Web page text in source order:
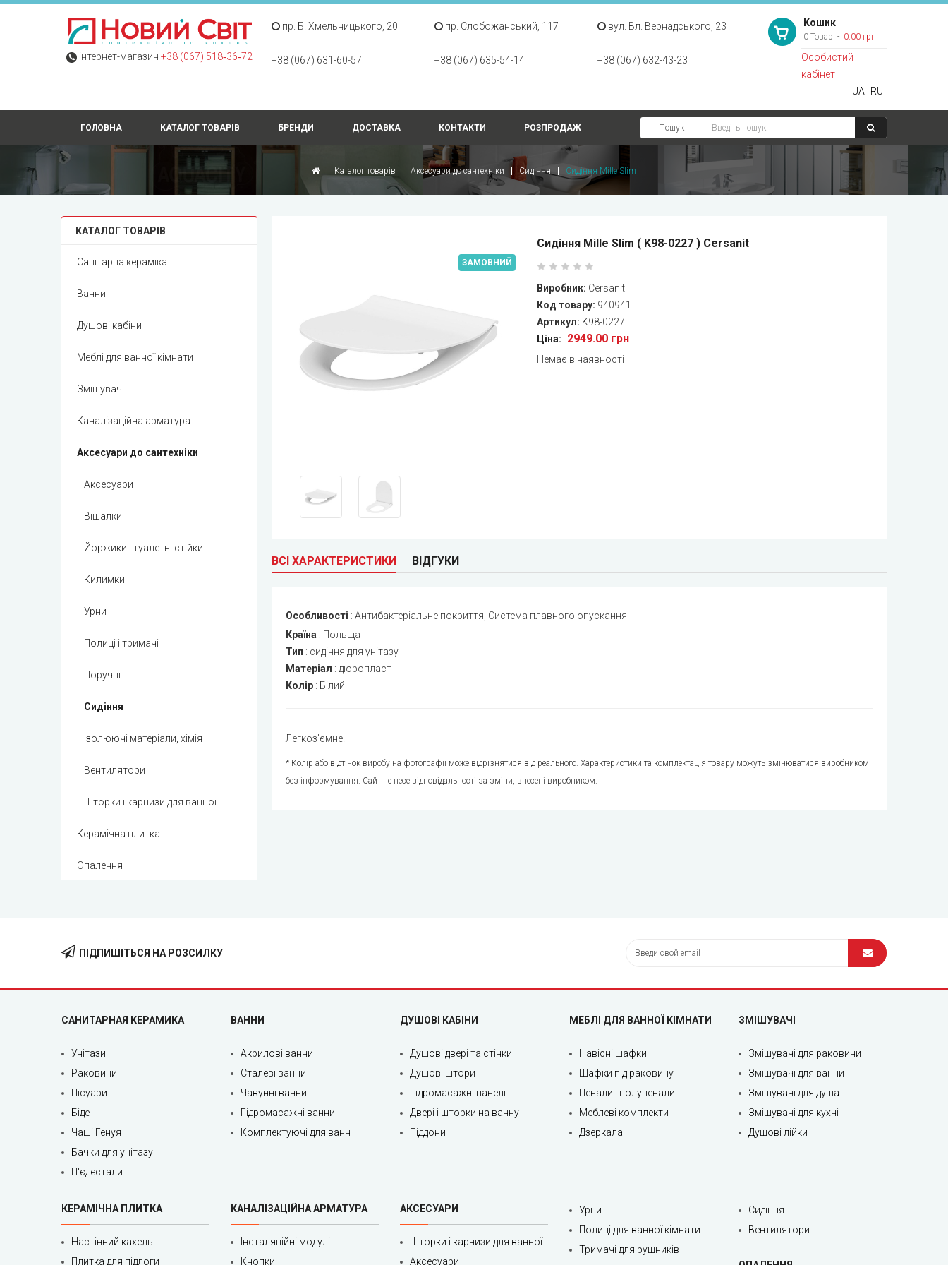
інтернет-магазин +38 (067) 518‑36‑72
пр. Б. Хмельницького, 20
+38 (067) 631-60-57
пр. Слобожанський, 117
+38 (067) 635-54-14
вул. Вл. Вернадського, 23
+38 (067) 632-43-23
Кошик
0 Товар 0.00 грн
Особистий
кабінет
UA
RU
ГОЛОВНА КАТАЛОГ ТОВАРІВ БРЕНДИ ДОСТАВКА КОНТАКТИ РОЗПРОДАЖ Пошук
Каталог товарів Аксесуари до сантехніки Сидіння Сидіння Mille Slim
КАТАЛОГ ТОВАРІВ
Санітарна кераміка
Ванни
Душові кабіни
Меблі для ванної кімнати
Змішувачі
Каналізаційна арматура
Аксесуари до сантехніки
Аксесуари
Вішалки
Йоржики і туалетні стійки
Килимки
Урни
Полиці і тримачі
Поручні
Сидіння
Ізолюючі матеріали, хімія
Вентилятори
Шторки і карнизи для ванної
Керамічна плитка
Опалення
ЗАМОВНИЙ
Сидіння Mille Slim ( K98-0227 ) Cersanit
Виробник: Cersanit
Код товару: 940941
Артикул: K98-0227
Ціна:
2949.00 грн
Немає в наявності
ВСІ ХАРАКТЕРИСТИКИ ВІДГУКИ
Особливості : Антибактеріальне покриття, Система плавного опускання
Країна : Польща
Тип : сидіння для унітазу
Матеріал : дюропласт
Колір : Білий
Легкоз'ємне.
* Колір або відтінок виробу на фотографії може відрізнятися від реального. Характеристики та комплектація товару можуть змінюватися виробником
без інформування. Сайт не несе відповідальності за зміни, внесені виробником.
ПІДПИШІТЬСЯ НА РОЗСИЛКУ
САНИТАРНАЯ КЕРАМИКА
Унітази
Раковини
Пісуари
Біде
Чаші Генуя
Бачки для унітазу
П'єдестали
ВАННИ
Акрилові ванни
Сталеві ванни
Чавунні ванни
Гідромасажні ванни
Комплектуючі для ванн
ДУШОВІ КАБІНИ
Душові двері та стінки
Душові штори
Гідромасажні панелі
Двері і шторки на ванну
Піддони
МЕБЛІ ДЛЯ ВАННОЇ КІМНАТИ
Навісні шафки
Шафки під раковину
Пенали і полупенали
Меблеві комплекти
Дзеркала
ЗМІШУВАЧІ
Змішувачі для раковини
Змішувачі для ванни
Змішувачі для душа
Змішувачі для кухні
Душові лійки
КЕРАМІЧНА ПЛИТКА
Настінний кахель
Плитка для підлоги
КАНАЛІЗАЦІЙНА АРМАТУРА
Інсталяційні модулі
Кнопки
АКСЕСУАРИ
Шторки і карнизи для ванної
Аксесуари
Урни
Полиці для ванної кімнати
Тримачі для рушників
Сидіння
Вентилятори